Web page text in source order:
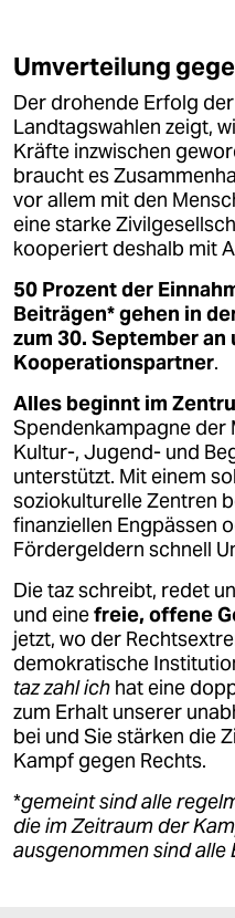
abo
genossenschaft
epaper login
Umverteilung
Der drohende Erfolg
Landtagswahlen zeigt,
Kräfte inzwischen
braucht es
vor allem mit den
eine starke
kooperiert deshalb mit
50 Prozent der
Beiträgen* gehen in
zum 30. September an
Kooperationspartner.
Alles beginnt im
Spendenkampagne der
Kultur-, Jugend- und
unterstützt. Mit einem
soziokulturelle Zentren
finanziellen Engpässen
Fördergeldern schnell
Die taz schreibt, redet
und einefreie, offene
jetzt, wo der
demokratische
taz zahl ich hat eine
zum Erhalt unserer
bei und Sie stärken die
Kampf gegen Rechts.
*gemeint sind alle
die im Zeitraum der
ausgenommen sind alle